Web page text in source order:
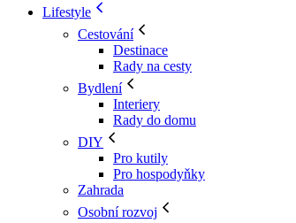
Lifestyle
Cestování
Destinace
Rady na cesty
Bydlení
Interiery
Rady do domu
DIY
Pro kutily
Pro hospodyňky
Zahrada
Osobní rozvoj